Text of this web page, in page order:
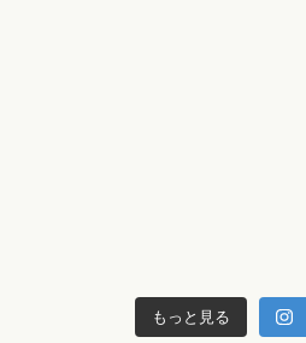
もっと見る